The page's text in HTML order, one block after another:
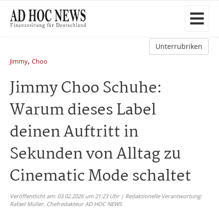
Unterrubriken
Jimmy, Choo
Jimmy Choo Schuhe:
Warum dieses Label
deinen Auftritt in
Sekunden von Alltag zu
Cinematic Mode schaltet
Veröffentlicht am: 03.02.2026 um 21:23 Uhr | Redaktionelle Verantwortung:
Rafael Müller, Chefredakteur AD HOC NEWS